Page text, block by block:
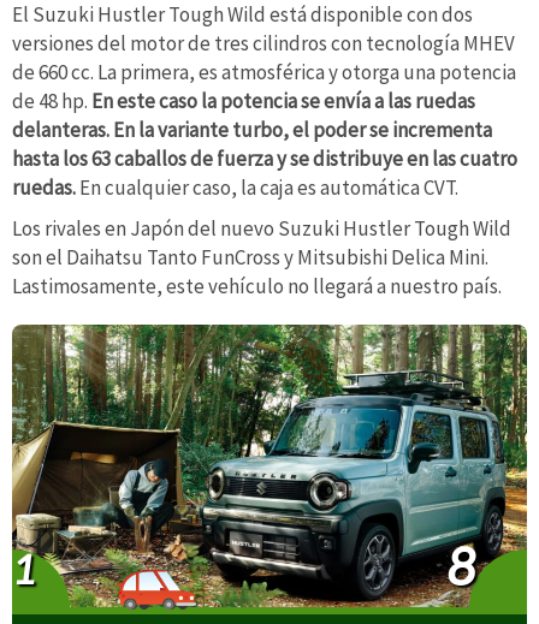
El Suzuki Hustler Tough Wild está disponible con dos
versiones del motor de tres cilindros con tecnología MHEV
de 660 cc. La primera, es atmosférica y otorga una potencia
de 48 hp. En este caso la potencia se envía a las ruedas
delanteras. En la variante turbo, el poder se incrementa
hasta los 63 caballos de fuerza y se distribuye en las cuatro
ruedas.En cualquier caso, la caja es automática CVT.
Los rivales en Japón del nuevo Suzuki Hustler Tough Wild
son el Daihatsu Tanto FunCross y Mitsubishi Delica Mini.
Lastimosamente, este vehículo no llegará a nuestro país.
1 8